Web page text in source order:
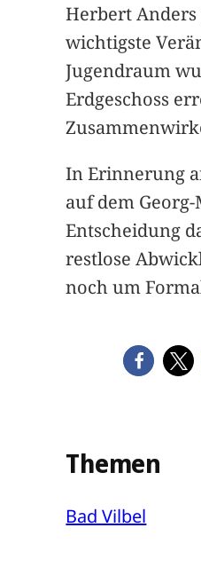
Herbert
wichtigste
Jugendraum
Erdgeschoss
In Erinnerung
auf dem
Entscheidung
restlose
noch um
Themen
Bad Vilbel